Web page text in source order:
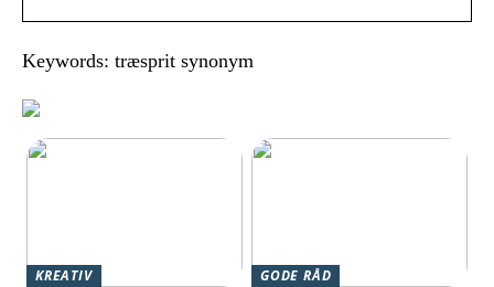
Keywords: træsprit synonym
KREATIV
GODE RÅD